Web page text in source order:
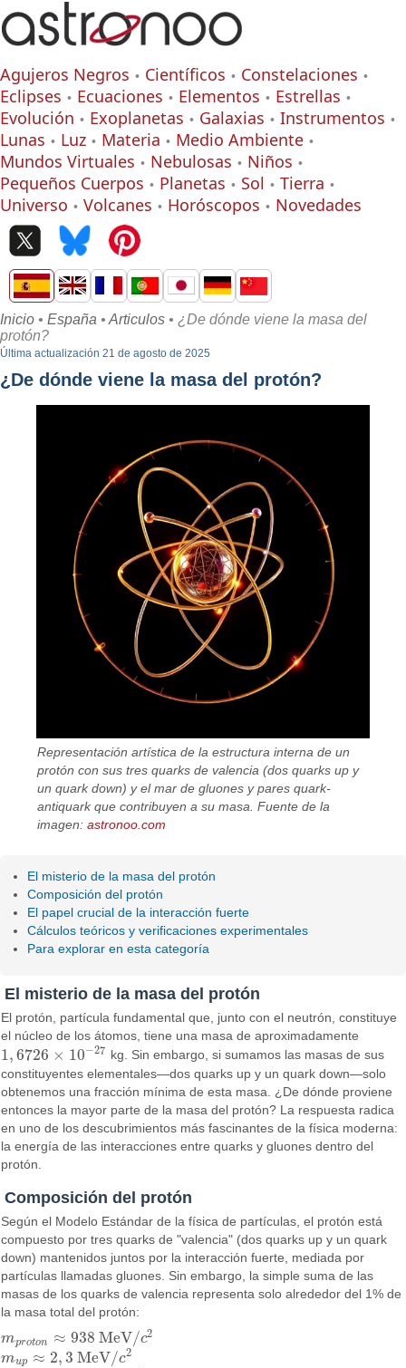
Agujeros Negros Científicos
Constelaciones
Eclipses
Ecuaciones Elementos
Estrellas
Evolución
Exoplanetas Galaxias
Instrumentos
Lunas
Luz Materia
Medio Ambiente
Mundos Virtuales
Nebulosas
Niños
Pequeños Cuerpos
Planetas Sol
Tierra
Universo
Volcanes Horóscopos Novedades
Inicio • España • Articulos • ¿De dónde viene la masa del
protón?
Última actualización 21 de agosto de 2025
¿De dónde viene la masa del protón?
Representación artística de la estructura interna de un
protón con sus tres quarks de valencia (dos quarks up y
un quark down) y el mar de gluones y pares quark-
antiquark que contribuyen a su masa. Fuente de la
imagen:astronoo.com
El misterio de la masa del protón
Composición del protón
El papel crucial de la interacción fuerte
Cálculos teóricos y verificaciones experimentales
Para explorar en esta categoría
El misterio de la masa del protón
El protón, partícula fundamental que, junto con el neutrón, constituye
el núcleo de los átomos, tiene una masa de aproximadamente
1, 6726 × 10−27
1,6726× 10 −27
kg. Sin embargo, si sumamos las masas de sus
constituyentes elementales—dos quarks up y un quark down—solo
obtenemos una fracción mínima de esta masa. ¿De dónde proviene
entonces la mayor parte de la masa del protón? La respuesta radica
en uno de los descubrimientos más fascinantes de la física moderna:
la energía de las interacciones entre quarks y gluones dentro del
protón.
Composición del protón
Según el Modelo Estándar de la física de partículas, el protón está
compuesto por tres quarks de "valencia" (dos quarks up y un quark
down) mantenidos juntos por la interacción fuerte, mediada por
partículas llamadas gluones. Sin embargo, la simple suma de las
masas de los quarks de valencia representa solo alrededor del 1% de
la masa total del protón:
mproton ≈ 938 MeV/c2
mproton ≈938MeV/c2
mup ≈ 2, 3 MeV/c2
mup≈2, 3MeV/c2